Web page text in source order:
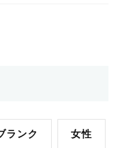
ランク 女性